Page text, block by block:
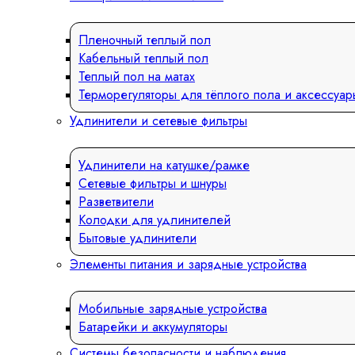
Пленочный теплый пол
Кабельный теплый пол
Теплый пол на матах
Терморегуляторы для тёплого пола и
Удлинители и сетевые фильтры
Удлинители на катушке/рамке
Сетевые фильтры и шнуры
Разветвители
Колодки для удлинителей
Бытовые удлинители
Элементы питания и зарядные устройства
Мобильные зарядные устройства
Батарейки и аккумуляторы